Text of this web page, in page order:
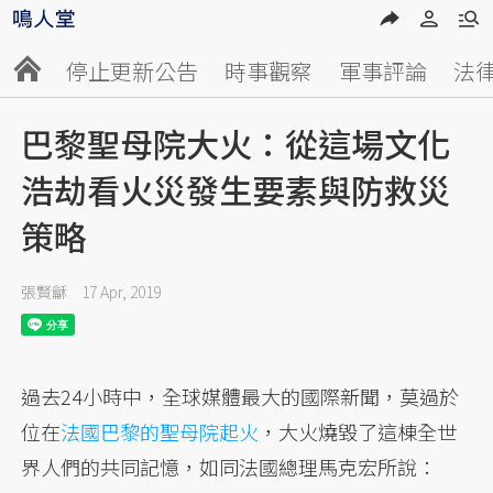
停止更新公告 時事觀察 軍事評論 法
巴黎聖母院大火：從這場文化
浩劫看火災發生要素與防救災
策略
張賢龢 17 Apr, 2019
過去24小時中，全球媒體最大的國際新聞，莫過於
位在法國巴黎的聖母院起火 ，大火燒毀了這棟全世
界人們的共同記憶，如同法國總理馬克宏所說：